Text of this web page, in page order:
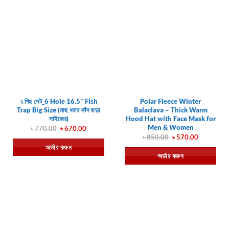
২ পিছ সেট_6 Hole 16.5″ Fish
Trap Big Size (মাছ ধরার ফাঁদ বড়ো
সাইজের)
৳770.00 Original
was:
৳ 770.00.
৳670.00Current
is:
৳ 670.00.
অর্ডার করুন
Polar Fleece Winter
Balaclava – Thick Warm
Hood Hat with Face Mask for
Men & Women
৳850.00 Original
was:
৳ 850.00.
৳570.00Current
is:
৳ 570.00.
অর্ডার করুন